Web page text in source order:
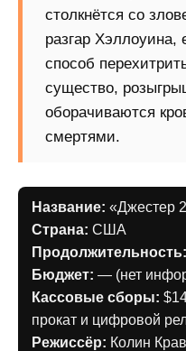
столкнётся со
разгар Хэллоуина,
способ
существо,
оборачиваются
смертями.
Название: «Джестер
Страна: США
Продолжительность:
Бюджет: — (нет
Кассовые сборы:
прокат и цифровой
Режиссёр: Колин